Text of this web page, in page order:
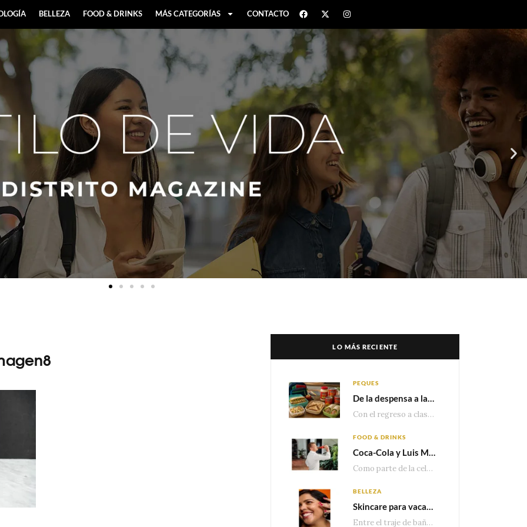
BELLEZA FOOD & DRINKS MÁS CATEGORÍAS CONTACTO
LO MÁS RECIENTE
PEQUES
De la despensa a la lonchera: ideas rápidas para el regreso a clases
Con el regreso a clases cada vez más cerca, las familias comienzan a reorganizar horarios,…
FOOD & DRINKS
Coca-Cola y Luis Miguel estrenan el comercial que celebra 100 años de historia junto a México
Como parte de la celebración por sus primeros 100 años enMéxico, Coca-Cola presenta hoy el…
BELLEZA
Skincare para vacaciones: Los do’s and dont’s para cuidar tu piel
Entre el traje de baño, las sandalias, los lentes de sol y los looks que…